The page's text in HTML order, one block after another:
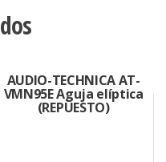
AUDIO-TECHNICA AT-
VMN95E Aguja elíptica
(REPUESTO)